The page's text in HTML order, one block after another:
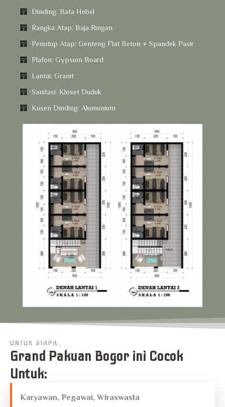
Dinding: Bata Hebel
Rangka Atap: Baja Ringan
Penutup Atap: Genteng Flat Beton + Spandek Pasir
Plafon: Gypsum Board
Lantai: Granit
Sanitasi: Kloset Duduk
Kusen Dinding: Alumunium
UNTUK SIAPA_
Grand Pakuan Bogor ini Cocok
Untuk:
Karyawan, Pegawai, Wiraswasta